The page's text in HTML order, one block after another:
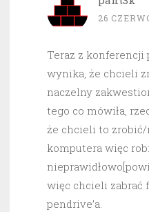
26
Teraz z konferencji
wynika, że chcieli
naczelny
tego co mówiła,
że chcieli to
komputera więc
więc chcieli zabrać
pendrive’a.